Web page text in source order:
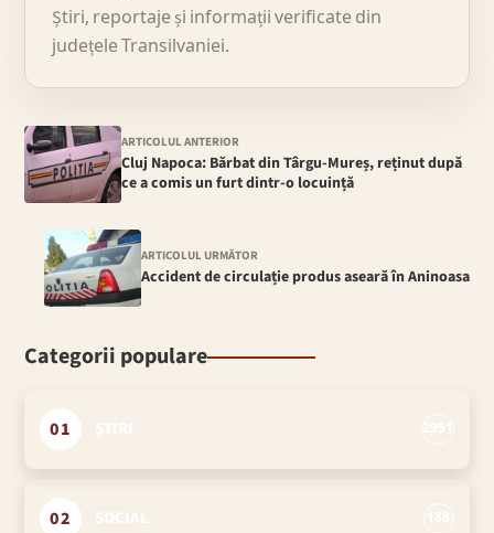
Știri, reportaje și informații verificate din
județele Transilvaniei.
ARTICOLUL ANTERIOR
Cluj Napoca: Bărbat din Târgu-Mureș, reținut după
ce a comis un furt dintr-o locuință
ARTICOLUL URMĂTOR
Accident de circulație produs aseară în Aninoasa
Categorii populare
01
02